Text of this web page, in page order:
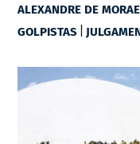
ALEXANDRE DE
GOLPISTAS |